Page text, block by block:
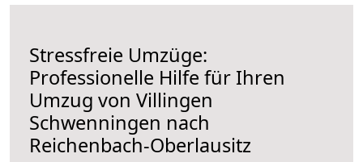
Stressfreie Umzüge:
Professionelle Hilfe für Ihren
Umzug von Villingen
Schwenningen nach
Reichenbach-Oberlausitz